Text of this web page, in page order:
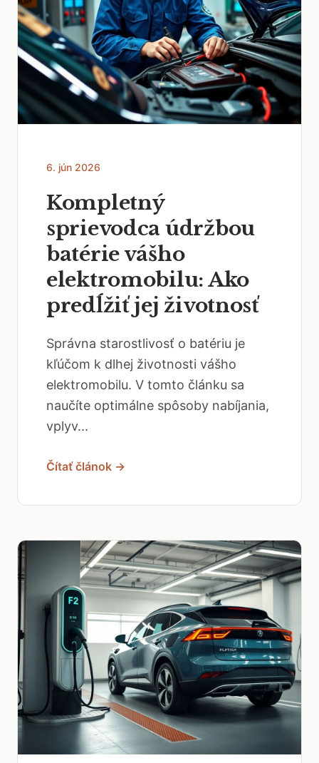
6. jún 2026
Kompletný
sprievodca údržbou
batérie vášho
elektromobilu: Ako
predĺžiť jej životnosť
Správna starostlivosť o batériu je
kľúčom k dlhej životnosti vášho
elektromobilu. V tomto článku sa
naučíte optimálne spôsoby nabíjania,
vplyv...
Čítať článok →